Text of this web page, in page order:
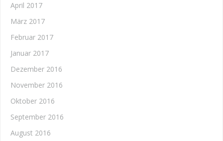
April 2017
März 2017
Februar 2017
Januar 2017
Dezember 2016
November 2016
Oktober 2016
September 2016
August 2016